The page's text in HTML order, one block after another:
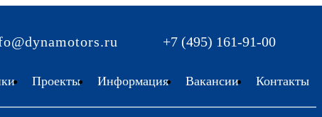
+7 (495) 161-91-00
Проекты Информация Вакансии Контакты